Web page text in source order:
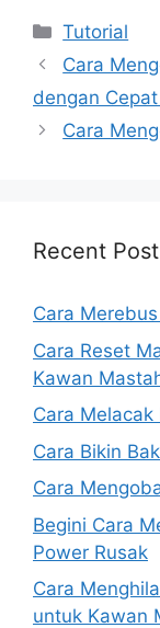
Kategori
Tutorial
Cara
dengan
Cara
Recent Post
Cara
Cara Reset
Kawan
Cara Melacak
Cara Bikin
Cara
Begini Cara
Power Rusak
Cara
untuk Kawan